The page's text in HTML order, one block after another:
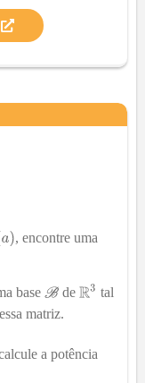
, encontre uma
base de
tal
matriz.
a potência